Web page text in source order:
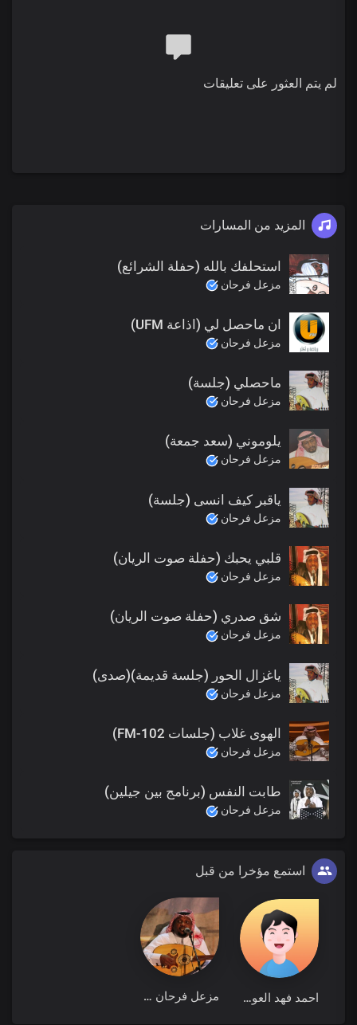
لم يتم العثور على تعليقات
المزيد من المسارات
استحلفك بالله (حفلة الشرائع)
مزعل فرحان
ان ماحصل لي (اذاعة UFM)
مزعل فرحان
ماحصلي (جلسة)
مزعل فرحان
يلوموني (سعد جمعة)
مزعل فرحان
ياقبر كيف انسى (جلسة)
مزعل فرحان
قلبي يحبك (حفلة صوت الريان)
مزعل فرحان
شق صدري (حفلة صوت الريان)
مزعل فرحان
ياغزال الحور (جلسة قديمة)(صدى)
مزعل فرحان
الهوى غلاب (جلسات FM-102)
مزعل فرحان
طابت النفس (برنامج بين جيلين)
مزعل فرحان
استمع مؤخرا من قبل
احمد فهد العوض مزعل فرحان